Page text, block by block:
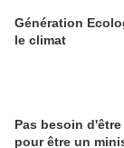
Génération
le climat
Pas besoin
pour être un